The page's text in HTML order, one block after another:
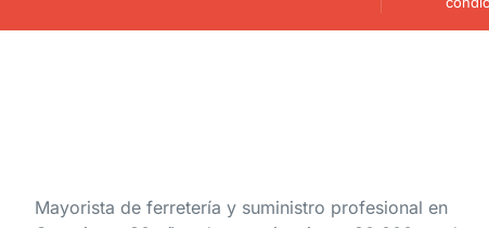
Mayorista de ferretería y suministro profesional en